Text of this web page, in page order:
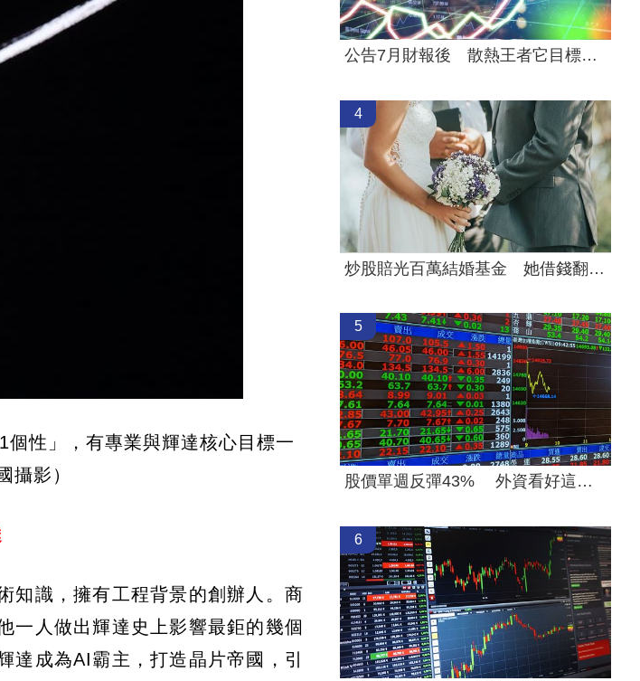
性」，有專業與輝達核心目標一
攝影）
知識，擁有工程背景的創辦人。商
一人做出輝達史上影響最鉅的幾個
成為AI霸主，打造晶片帝國，引
公告7月財報後 散熱王者它目標價飆升
4
炒股賠光百萬結婚基金 她借錢翻本再慘虧
5
股價單週反彈43% 外資看好這檔列首選股
6